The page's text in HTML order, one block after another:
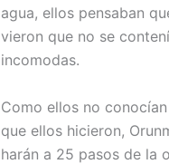
agua, ellos pensaban
vieron que no se
incomodas.
Como ellos no
que ellos hicieron,
harán a 25 pasos de la